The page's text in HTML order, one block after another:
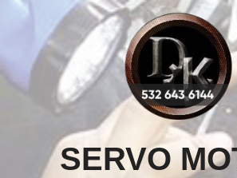
Skip
content
SERVO